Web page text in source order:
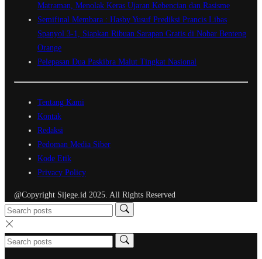
Matraman, Menolak Keras Ujaran Kebencian dan Rasisme
Semifinal Membara : Hasby Yusuf Prediksi Prancis Libas
Spanyol 3-1, Siapkan Ribuan Sarapan Gratis di Nobar Benteng
Orange
Pelepasan Dua Paskibra Malut Tingkat Nasional
Tentang Kami
Kontak
Redaksi
Pedoman Media Siber
Kode Etik
Privacy Policy
@Copyright Sijege.id 2025. All Rights Reserved